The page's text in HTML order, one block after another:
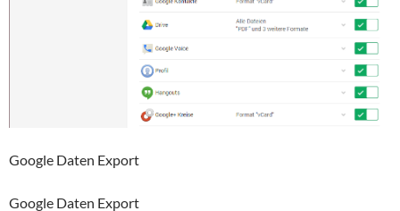
Google Daten Export
Google Daten Export